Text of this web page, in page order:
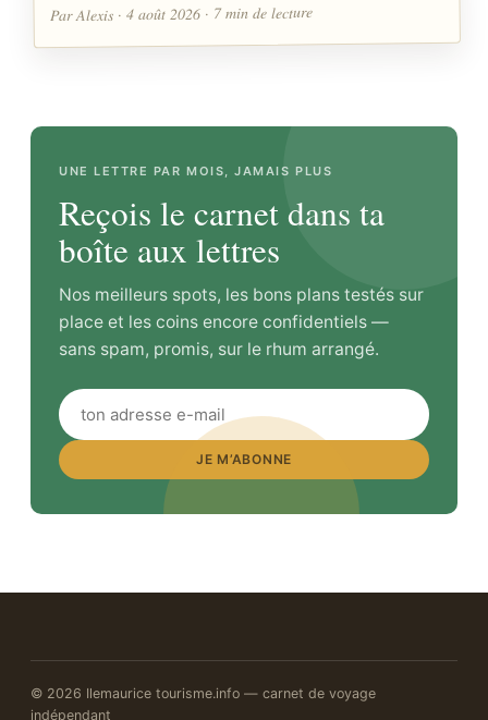
Par Alexis · 4 août 2026 · 7 min de lecture
UNE LETTRE PAR MOIS, JAMAIS PLUS
Reçois le carnet dans ta
boîte aux lettres
Nos meilleurs spots, les bons plans testés sur
place et les coins encore confidentiels —
sans spam, promis, sur le rhum arrangé.
JE M’ABONNE
© 2026 Ilemaurice tourisme.info — carnet de voyage
indépendant